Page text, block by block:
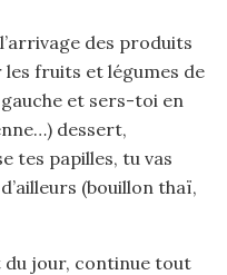
des produits
fruits et légumes de
et sers-toi en
dessert,
tes papilles, tu vas
(bouillon thaï,
du jour, continue tout